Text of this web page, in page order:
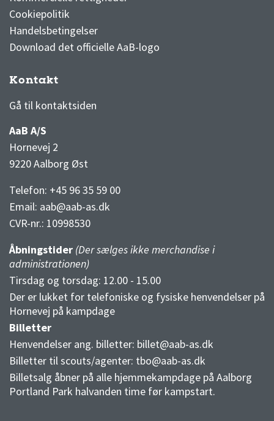
Cookiepolitik
Handelsbetingelser
Download det officielle AaB-logo
Kontakt
Gå til kontaktsiden
AaB A/S
Hornevej 2
9220 Aalborg Øst
Telefon: +45 96 35 59 00
Email: aab@aab-as.dk
CVR-nr.: 10998530
Åbningstider (Der sælges ikke merchandise i
administrationen)
Tirsdag og torsdag: 12.00 - 15.00
Der er lukket for telefoniske og fysiske henvendelser på
Hornevej på kampdage
Billetter
Henvendelser ang. billetter: billet@aab-as.dk
Billetter til scouts/agenter: tbo@aab-as.dk
Billetsalg åbner på alle hjemmekampdage på Aalborg
Portland Park halvanden time før kampstart.